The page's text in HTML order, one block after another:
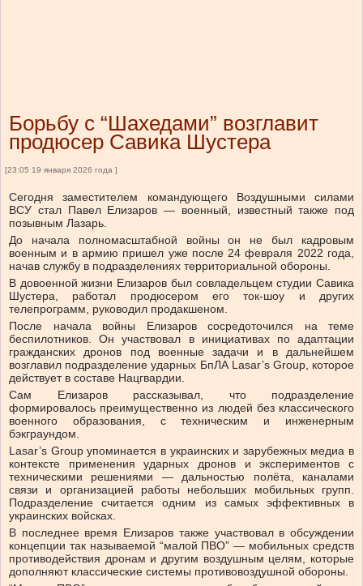
Борьбу с “Шахедами” возглавит
продюсер Савика Шустера
[23:05 19 января 2026 года ]
Сегодня заместителем командующего Воздушными силами
ВСУ стал Павел Елизаров — военный, известный также под
позывным Лазарь.
До начала полномасштабной войны он не был кадровым
военным и в армию пришел уже после 24 февраля 2022 года,
начав службу в подразделениях территориальной обороны.
В довоенной жизни Елизаров был совладельцем студии Савика
Шустера, работал продюсером его ток-шоу и других
телепрограмм, руководил продакшеном.
После начала войны Елизаров сосредоточился на теме
беспилотников. Он участвовал в инициативах по адаптации
гражданских дронов под военные задачи и в дальнейшем
возглавил подразделение ударных БпЛА Lasar’s Group, которое
действует в составе Нацгвардии.
Сам Елизаров рассказывал, что подразделение
формировалось преимущественно из людей без классического
военного образования, с техническим и инженерным
бэкграундом.
Lasar’s Group упоминается в украинских и зарубежных медиа в
контексте применения ударных дронов и экспериментов с
техническими решениями — дальностью полёта, каналами
связи и организацией работы небольших мобильных групп.
Подразделение считается одним из самых эффективных в
украинских войсках.
В последнее время Елизаров также участвовал в обсуждении
концепции так называемой “малой ПВО” — мобильных средств
противодействия дронам и другим воздушным целям, которые
дополняют классические системы противовоздушной обороны.